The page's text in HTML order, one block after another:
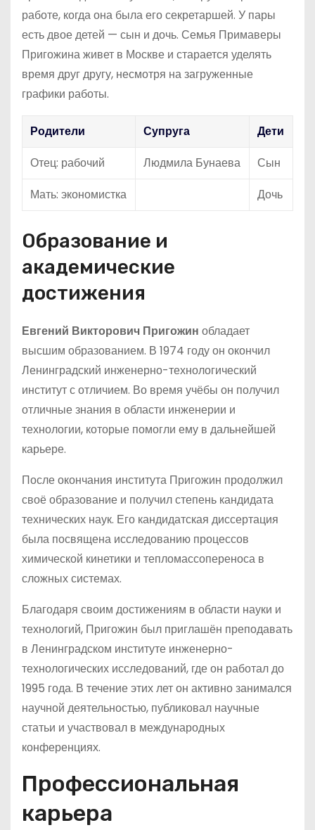
работе, когда она была его секретаршей. У пары
есть двое детей — сын и дочь. Семья Примаверы
Пригожина живет в Москве и старается уделять
время друг другу, несмотря на загруженные
графики работы.
Родители Супруга
Дети
Отец: рабочий
Людмила Бунаева
Сын
Мать: экономистка
Дочь
Образование и
академические
достижения
Евгений Викторович Пригожин обладает
высшим образованием. В 1974 году он окончил
Ленинградский инженерно-технологический
институт с отличием. Во время учёбы он получил
отличные знания в области инженерии и
технологии, которые помогли ему в дальнейшей
карьере.
После окончания института Пригожин продолжил
своё образование и получил степень кандидата
технических наук. Его кандидатская диссертация
была посвящена исследованию процессов
химической кинетики и тепломассопереноса в
сложных системах.
Благодаря своим достижениям в области науки и
технологий, Пригожин был приглашён преподавать
в Ленинградском институте инженерно-
технологических исследований, где он работал до
1995 года. В течение этих лет он активно занимался
научной деятельностью, публиковал научные
статьи и участвовал в международных
конференциях.
Профессиональная
карьера